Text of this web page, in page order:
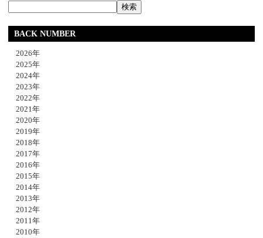
BACK NUMBER
2026年
2025年
2024年
2023年
2022年
2021年
2020年
2019年
2018年
2017年
2016年
2015年
2014年
2013年
2012年
2011年
2010年